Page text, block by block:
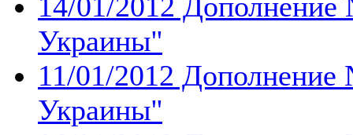
Украины''
11/01/2012 Дополнение
Украины''